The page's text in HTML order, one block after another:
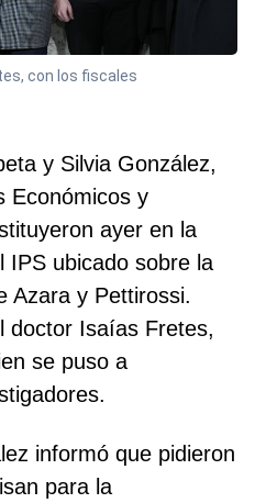
con los fiscales
y Silvia González,
Económicos y
ayer en la
IPS ubicado sobre la
Azara y Pettirossi.
doctor Isaías Fretes,
se puso a
informó que pidieron
para la